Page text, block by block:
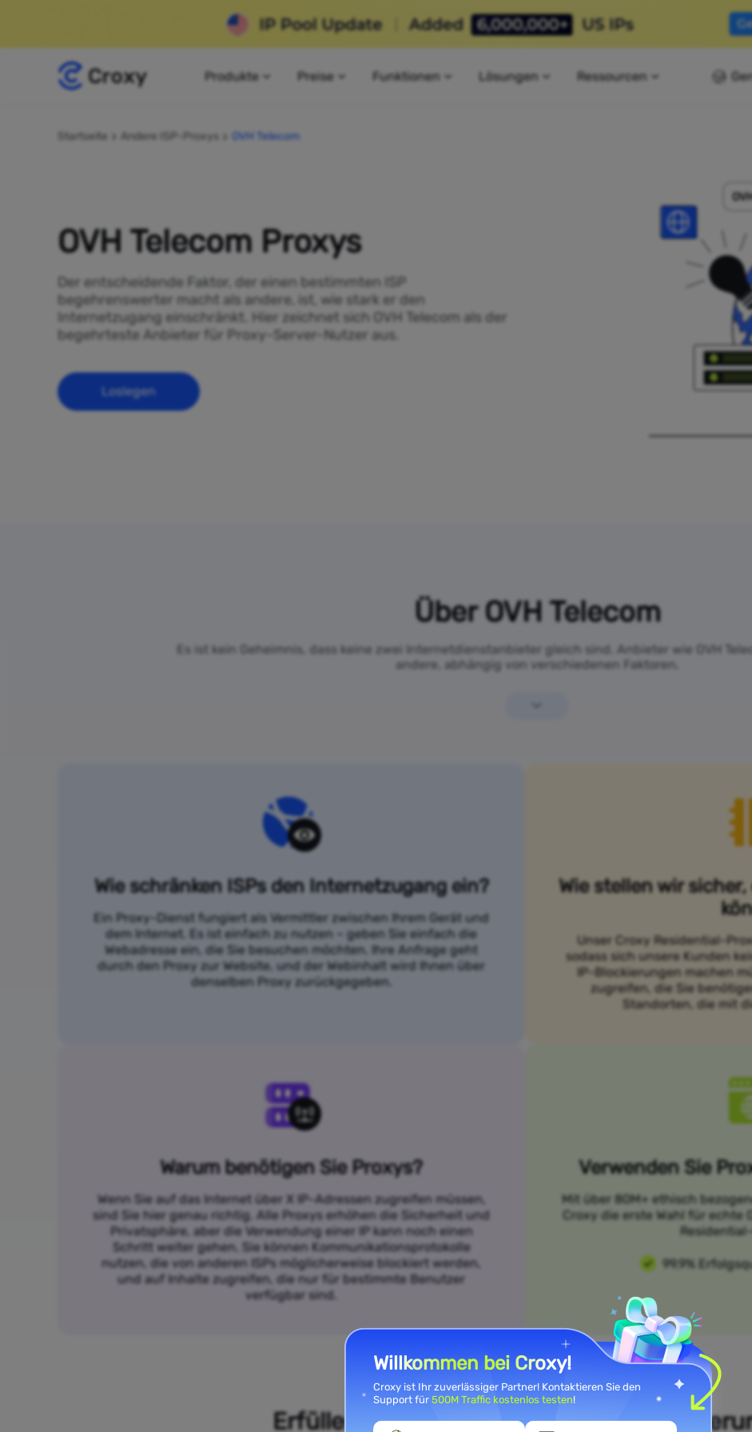
Produkte Preise Funktionen Lösungen Ressourcen
Startseite Andere ISP-Proxys OVH Telecom
OVH Telecom Proxys
Der entscheidende Faktor, der einen bestimmten ISP
begehrenswerter macht als andere, ist, wie stark er den
Internetzugang einschränkt. Hier zeichnet sich OVH Telecom als der
begehrteste Anbieter für Proxy-Server-Nutzer aus.
Loslegen
Über OVH Telecom
Es ist kein Geheimnis, dass keine zwei Internetdienstanbieter gleich sind. Anbieter wie OVH
andere, abhängig von verschiedenen Faktoren.
Wie schränken ISPs den Internetzugang ein?
Ein Proxy-Dienst fungiert als Vermittler zwischen Ihrem Gerät und
dem Internet. Es ist einfach zu nutzen – geben Sie einfach die
Webadresse ein, die Sie besuchen möchten. Ihre Anfrage geht
durch den Proxy zur Website, und der Webinhalt wird Ihnen über
denselben Proxy zurückgegeben.
Wie stellen wir
Unser Croxy Residential-
sodass sich unsere Kunden
IP-Blockierungen machen
zugreifen, die Sie
Standorten, die mit
Warum benötigen Sie Proxys?
Wenn Sie auf das Internet über X IP-Adressen zugreifen müssen,
sind Sie hier genau richtig. Alle Proxys erhöhen die Sicherheit und
Privatsphäre, aber die Verwendung einer IP kann noch einen
Schritt weiter gehen. Sie können Kommunikationsprotokolle
nutzen, die von anderen ISPs möglicherweise blockiert werden,
und auf Inhalte zugreifen, die nur für bestimmte Benutzer
verfügbar sind.
Verwenden Sie
Mit über 80M+ ethisch
Croxy die erste Wahl für echte
99,9%
Erfüllen Sie Ihre
Willkommen bei Croxy!
Croxy ist Ihr zuverlässiger Partner! Kontaktieren Sie den
Support für 500M Traffic kostenlos testen!